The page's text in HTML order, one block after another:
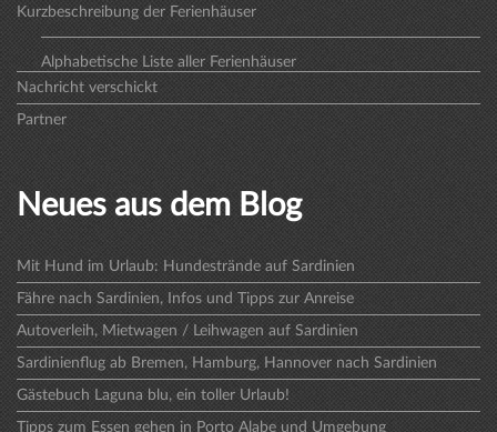
Kurzbeschreibung der Ferienhäuser
Alphabetische Liste aller Ferienhäuser
Nachricht verschickt
Partner
Neues aus dem Blog
Mit Hund im Urlaub: Hundestrände auf Sardinien
Fähre nach Sardinien, Infos und Tipps zur Anreise
Autoverleih, Mietwagen / Leihwagen auf Sardinien
Sardinienflug ab Bremen, Hamburg, Hannover nach Sardinien
Gästebuch Laguna blu, ein toller Urlaub!
Tipps zum Essen gehen in Porto Alabe und Umgebung